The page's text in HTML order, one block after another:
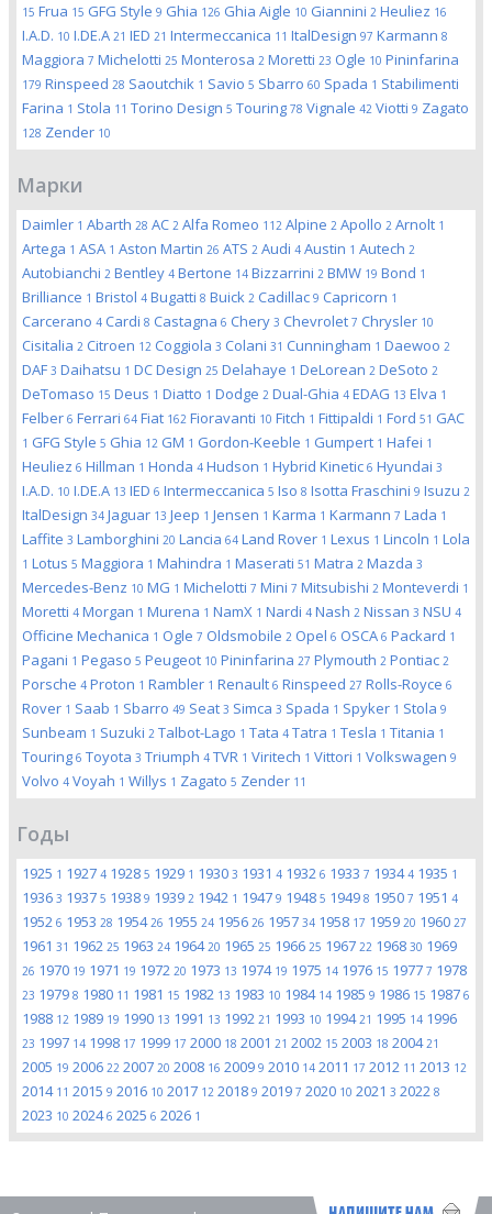
15 Frua 15 GFG Style 9 Ghia 126 Ghia Aigle 10 Giannini 2 Heuliez 16
I.A.D. 10 I.DE.A 21 IED 21 Intermeccanica 11 ItalDesign 97 Karmann 8
Maggiora 7 Michelotti 25 Monterosa 2 Moretti 23 Ogle 10 Pininfarina
179 Rinspeed 28 Saoutchik 1 Savio 5 Sbarro 60 Spada 1 Stabilimenti
Farina 1 Stola 11 Torino Design 5 Touring 78 Vignale 42 Viotti 9 Zagato
128 Zender 10
Марки
Daimler 1 Abarth 28 AC 2 Alfa Romeo 112 Alpine 2 Apollo 2 Arnolt 1
Artega 1 ASA 1 Aston Martin 26 ATS 2 Audi 4 Austin 1 Autech 2
Autobianchi 2 Bentley 4 Bertone 14 Bizzarrini 2 BMW 19 Bond 1
Brilliance 1 Bristol 4 Bugatti 8 Buick 2 Cadillac 9 Capricorn 1
Carcerano 4 Cardi 8 Castagna 6 Chery 3 Chevrolet 7 Chrysler 10
Cisitalia 2 Citroen 12 Coggiola 3 Colani 31 Cunningham 1 Daewoo 2
DAF 3 Daihatsu 1 DC Design 25 Delahaye 1 DeLorean 2 DeSoto 2
DeTomaso 15 Deus 1 Diatto 1 Dodge 2 Dual-Ghia 4 EDAG 13 Elva 1
Felber 6 Ferrari 64 Fiat 162 Fioravanti 10 Fitch 1 Fittipaldi 1 Ford 51 GAC
1 GFG Style 5 Ghia 12 GM 1 Gordon-Keeble 1 Gumpert 1 Hafei 1
Heuliez 6 Hillman 1 Honda 4 Hudson 1 Hybrid Kinetic 6 Hyundai 3
I.A.D. 10 I.DE.A 13 IED 6 Intermeccanica 5 Iso 8 Isotta Fraschini 9 Isuzu 2
ItalDesign 34 Jaguar 13 Jeep 1 Jensen 1 Karma 1 Karmann 7 Lada 1
Laffite 3 Lamborghini 20 Lancia 64 Land Rover 1 Lexus 1 Lincoln 1 Lola
1 Lotus 5 Maggiora 1 Mahindra 1 Maserati 51 Matra 2 Mazda 3
Mercedes-Benz 10 MG 1 Michelotti 7 Mini 7 Mitsubishi 2 Monteverdi 1
Moretti 4 Morgan 1 Murena 1 NamX 1 Nardi 4 Nash 2 Nissan 3 NSU 4
Officine Mechanica 1 Ogle 7 Oldsmobile 2 Opel 6 OSCA 6 Packard 1
Pagani 1 Pegaso 5 Peugeot 10 Pininfarina 27 Plymouth 2 Pontiac 2
Porsche 4 Proton 1 Rambler 1 Renault 6 Rinspeed 27 Rolls-Royce 6
Rover 1 Saab 1 Sbarro 49 Seat 3 Simca 3 Spada 1 Spyker 1 Stola 9
Sunbeam 1 Suzuki 2 Talbot-Lago 1 Tata 4 Tatra 1 Tesla 1 Titania 1
Touring 6 Toyota 3 Triumph 4 TVR 1 Viritech 1 Vittori 1 Volkswagen 9
Volvo 4 Voyah 1 Willys 1 Zagato 5 Zender 11
Годы
1925 1 1927 4 1928 5 1929 1 1930 3 1931 4 1932 6 1933 7 19344 1935 1
1936 3 1937 5 1938 9 1939 2 1942 1 1947 9 1948 5 1949 8 1950 7 1951 4
1952 6 1953 28 195426 1955 24 1956 26 1957 34 1958 17 1959 20 1960 27
1961 31 1962 25 1963 24 196420 1965 25 1966 25 1967 22 1968 30 1969
26 1970 19 1971 19 1972 20 1973 13 1974 19 1975 14 1976 15 1977 7 1978
23 1979 8 1980 11 1981 15 1982 13 1983 10 1984 14 1985 9 1986 15 1987 6
1988 12 1989 19 1990 13 1991 13 1992 21 1993 10 199421 1995 14 1996
23 1997 14 1998 17 1999 17 2000 18 2001 21 2002 15 2003 18 200421
2005 19 2006 22 2007 20 2008 16 2009 9 2010 14 2011 17 2012 11 2013 12
2014 11 2015 9 2016 10 2017 12 2018 9 2019 7 2020 10 2021 3 2022 8
2023 10 20246 2025 6 2026 1